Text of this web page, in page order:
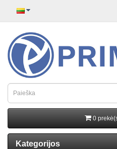
0
Kategorijos